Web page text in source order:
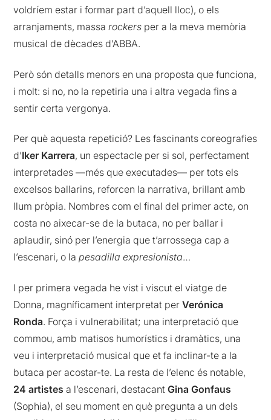
voldríem estar i formar part d’aquell lloc), o els
arranjaments, massarockers per a la meva memòria
musical de dècades d’ABBA.
Però són detalls menors en una proposta que funciona,
i molt: si no, no la repetiria una i altra vegada fins a
sentir certa vergonya.
Per què aquesta repetició? Les fascinants coreografies
d’Iker Karrera, un espectacle per si sol, perfectament
interpretades —més que executades— per tots els
excelsos ballarins, reforcen la narrativa, brillant amb
llum pròpia. Nombres com el final del primer acte, on
costa no aixecar-se de la butaca, no per ballar i
aplaudir, sinó per l’energia que t’arrossega cap a
l’escenari, o lapesadilla expresionista…
I per primera vegada he vist i viscut el viatge de
Donna, magníficament interpretat perVerónica
Ronda. Força i vulnerabilitat; una interpretació que
commou, amb matisos humorístics i dramàtics, una
veu i interpretació musical que et fa inclinar-te a la
butaca per acostar-te. La resta de l’elenc és notable,
24 artistes a l’escenari, destacantGina Gonfaus
(Sophia), el seu moment en què pregunta a un dels